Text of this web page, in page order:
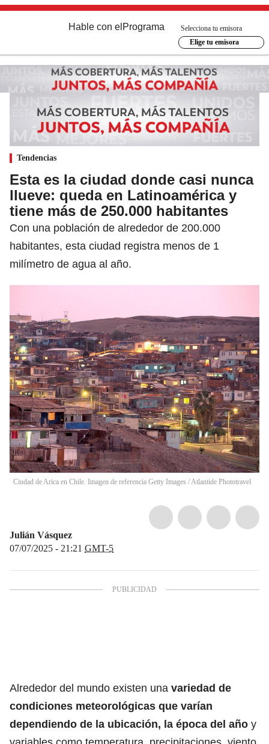
Hable con el Programa
Selecciona tu emisora
Elige tu emisora
Tendencias
Esta es la ciudad donde casi nunca
llueve: queda en Latinoamérica y
tiene más de 250.000 habitantes
Con una población de alrededor de 200.000
habitantes, esta ciudad registra menos de 1
milímetro de agua al año.
Ciudad de Arica en Chile. Imagen de referencia Getty Images /Atlantide Phototravel
Julián Vásquez
07/07/2025 - 21:21 GMT-5
Alrededor del mundo existen una variedad de
condiciones meteorológicas que varían
dependiendo de la ubicación, la época del año y